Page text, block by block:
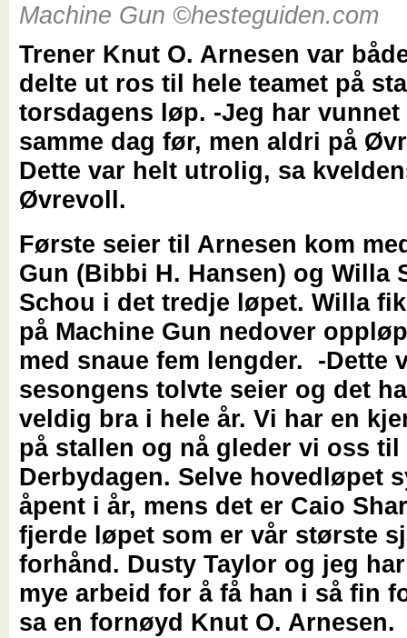
Machine Gun ©hesteguiden.com
Trener Knut O. Arnesen var
delte ut ros til hele teamet på
torsdagens løp. -Jeg har
samme dag før, men aldri på
Dette var helt utrolig, sa
Øvrevoll.
Første seier til Arnesen kom
Gun (Bibbi H. Hansen) og Willa
Schou i det tredje løpet. Willa
på Machine Gun nedover
med snaue fem lengder. -Dette
sesongens tolvte seier og det
veldig bra i hele år. Vi har en
på stallen og nå gleder vi oss til
Derbydagen. Selve hovedløpet
åpent i år, mens det er Caio
fjerde løpet som er vår største
forhånd. Dusty Taylor og jeg
mye arbeid for å få han i så fin
sa en fornøyd Knut O. Arnesen.